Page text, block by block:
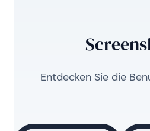
Entdecken Sie die